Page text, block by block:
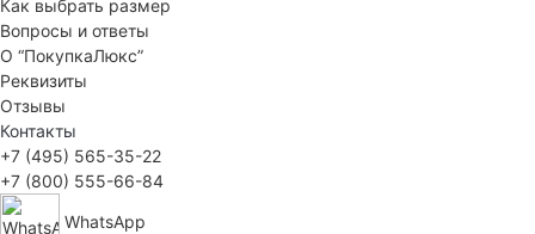
Как выбрать размер
Вопросы и ответы
О “ПокупкаЛюкс”
Реквизиты
Отзывы
Контакты
+7 (495) 565-35-22
+7 (800) 555-66-84
WhatsApp